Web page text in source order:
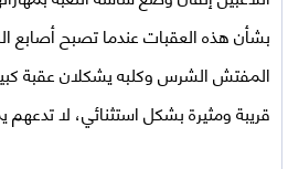
بشأن هذه العقبات عندما تصبح أصابع
المفتش الشرس وكلبه يشكلان عقبة
قريبة ومثيرة بشكل استثنائي، لا